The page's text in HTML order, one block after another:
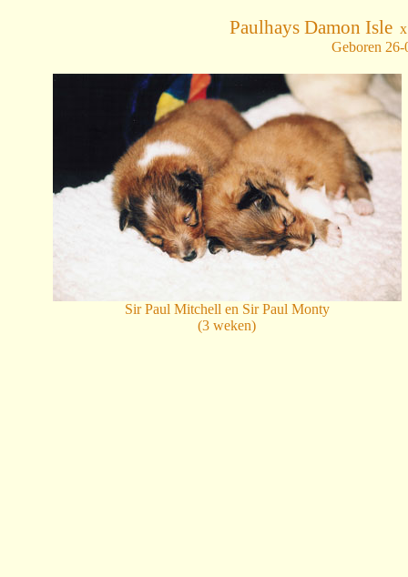
Paulhays Damon Isle
Geboren
Sir Paul Mitchell en Sir Paul Monty
(3 weken)